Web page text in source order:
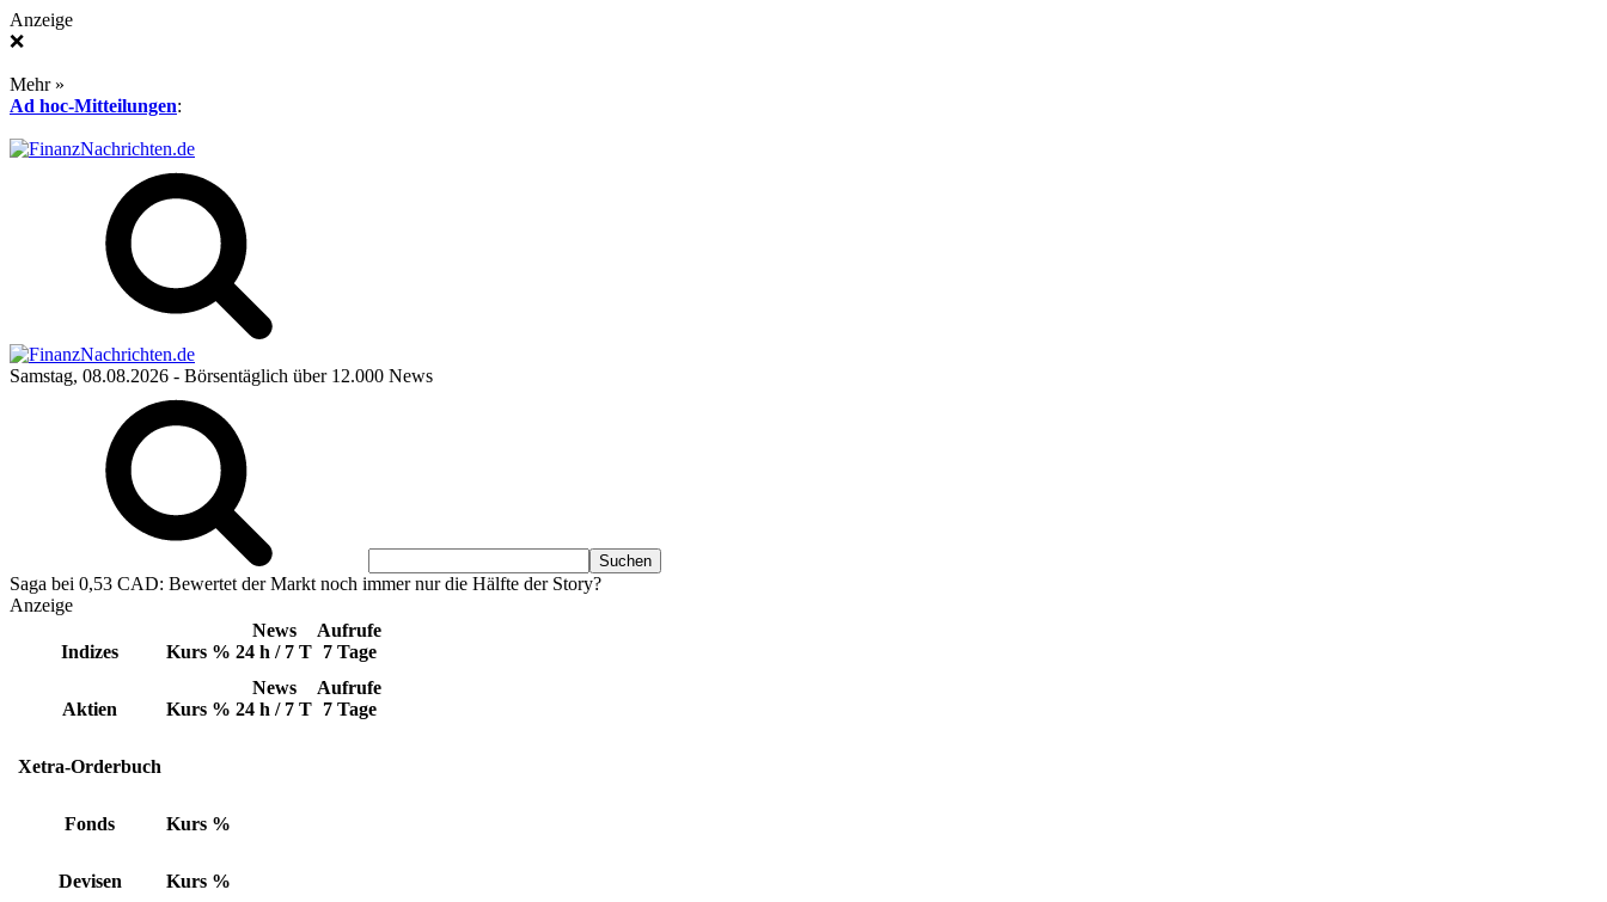
Anzeige
❌
Mehr »
Ad hoc-Mitteilungen:
Samstag, 08.08.2026 - Börsentäglich über 12.000 News
Saga bei 0,53 CAD: Bewertet der Markt noch immer nur die Hälfte der Story?
Anzeige
Indizes Kurs %
News
24 h / 7 T
Aufrufe
7 Tage
Aktien Kurs %
News
24 h / 7 T
Aufrufe
7 Tage
Xetra-Orderbuch
Fonds Kurs %
Devisen Kurs %